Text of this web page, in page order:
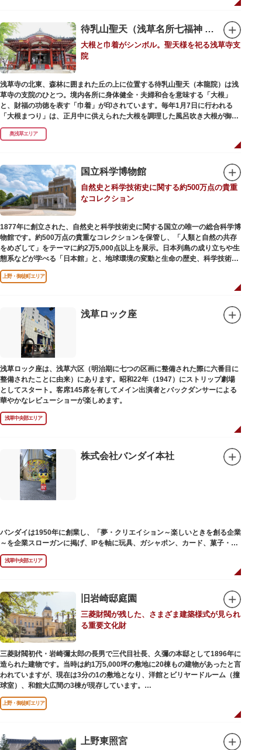
も対応。家庭の調理用具を購入したい人や観光客にもおすすめです。食品サ
毎年、道具の日である10月9日前後に開催される「かっぱ橋道具まつり」で
は、各店舗がおすすめ商品や掘り出しものを販売。また、年ごとに異なる
様々な催しものも行われます。
待乳山聖天（浅草名所七福神 毘沙門天）
大根と巾着がシンボル。聖天様を祀る浅草寺支
院
浅草寺の北東、森林に囲まれた丘の上に位置する待乳山聖天（本龍院）は浅
草寺の支院のひとつ。境内各所に身体健全・夫婦和合を意味する「大根」
と、財福の功徳を表す「巾着」が印されています。毎年1月7日に行われる
「大根まつり」は、正月中に供えられた大根を調理した風呂吹き大根が御神
酒とともに参拝者に振る舞われるイベント。聖天様のお下がりの大根をいた
だくことで、心身健康のご利益があるそうです。
養する最高の祈祷法。心願成就の力があると考えられており、依頼すると7
日間毎朝祈祷していただけます。また、浅草名所七福神のひとつとしても知
られ、毘沙門天が祀られています。
奥浅草エリア
国立科学博物館
自然史と科学技術史に関する約500万点の貴重
なコレクション
1877年に創立された、自然史と科学技術史に関する国立の唯一の総合科学博
物館です。約500万点の貴重なコレクションを保管し、「人類と自然の共存
をめざして」をテーマに約2万5,000点以上を展示。日本列島の成り立ちや生
態系などが学べる「日本館」と、地球環境の変動と生命の歴史、科学技術の
進歩などが学べる「地球館」の2つの常設展示をメインに、特別展・企画展
などから構成されています。
2005年「愛・地球博」の長久手日本館で人気を博した「地球の部屋」を移設
100万分の1の大きさ）のドームの内側すべてがスクリーンになっている世界
初のシアターで、月ごとに変わるオリジナル映像を上映しています。
楽しみながら学習できるイベント企画や、恐竜をはじめとした様々な実物標
本、子ども向けのコーナーもあり、お子様連れでも楽しめる博物館です。
また、国立科学博物館では、日本およびアジアにおける科学系博物館の中核
施設として、調査研究、標本資料の収集・保管・活用、展示・学習支援を推
進。これらの活動を上野の本館、白金台の附属自然教育園、茨城県つくば市
の実験植物園や筑波研究施設（非公開）で展開しています。
上野・御徒町エリア
浅草ロック座
浅草ロック座は、浅草六区（明治期に七つの区画に整備された際に六番目に
整備されたことに由来）にあります。昭和22年（1947）にストリップ劇場
としてスタート。客席145席を有してメイン出演者とバックダンサーによる
華やかなレビューショーが楽しめます。
浅草中央部エリア
株式会社バンダイ本社
バンダイは1950年に創業し、「夢・クリエイション～楽しいときを創る企業
～を企業スローガンに掲げ、IPを軸に玩具、ガシャポン、カード、菓子・食
品・食玩、アパレル、日用雑貨など、お客さまの身近で楽しんでいただける
エンターテインメントをお届けしています。
浅草中央部エリア
旧岩崎邸庭園
三菱財閥が残した、さまざま建築様式が見られ
る重要文化財
三菱財閥初代・岩崎彌太郎の長男で三代目社長、久彌の本邸として1896年に
造られた建物です。当時は約1万5,000坪の敷地に20棟もの建物があったと言
われていますが、現在は3分の1の敷地となり、洋館とビリヤードルーム（撞
球室）、和館大広間の3棟が現存しています。
【洋館】
鹿鳴館の建築家として知られるジョサイア・コンドルによって設計された西
ています。
上野・御徒町エリア
上野東照宮